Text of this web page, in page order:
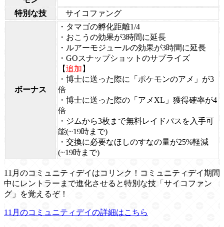
特別な技 サイコファング
ボーナス
・タマゴの孵化距離1/4
・おこうの効果が3時間に延長
・ルアーモジュールの効果が3時間に延長
・GOスナップショットのサプライズ
【追加 】
・博士に送った際に「ポケモンのアメ」が3
倍
・博士に送った際の「アメXL」獲得確率が4
倍
・ジムから3枚まで無料レイドパスを入手可
能(~19時まで)
・交換に必要なほしのすなの量が25%軽減
(~19時まで)
11月のコミュニティデイはコリンク！コミュニティデイ期間
中にレントラーまで進化させると特別な技「サイコファン
グ」を覚えるぞ！
11月のコミュニティデイの詳細はこちら